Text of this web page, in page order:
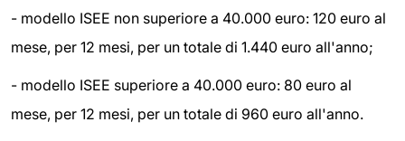
- modello ISEE non superiore a 40.000 euro: 120 euro al
mese, per 12 mesi, per un totale di 1.440 euro all'anno;
- modello ISEE superiore a 40.000 euro: 80 euro al
mese, per 12 mesi, per un totale di 960 euro all'anno.